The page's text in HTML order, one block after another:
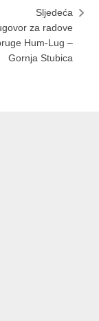
Sljedeća
za radove
Hum-Lug –
Gornja Stubica